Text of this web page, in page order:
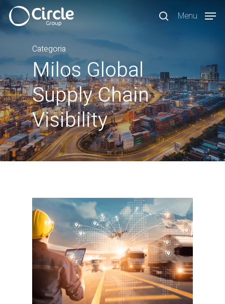
Skip
main
search
Menu
Categoria
Milos Global
Supply Chain
Visibility